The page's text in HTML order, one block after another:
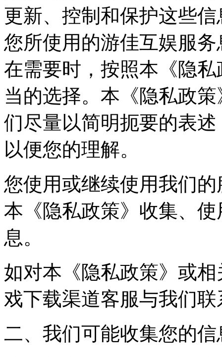
更新、控制和保护这些
您所使用的游佳互娱服
在需要时，按照本《隐
当的选择。本《隐私政
们尽量以简明扼要的表
以便您的理解。
您使用或继续使用我们
本《隐私政策》收集、
息。
如对本《隐私政策》或
戏下载渠道客服与我们联
二、我们可能收集您的信